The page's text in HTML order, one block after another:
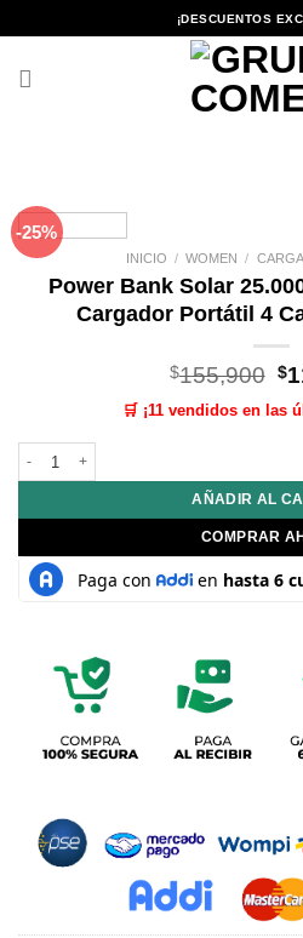
al
¡DESCUENTOS
-25%
INICIO / WOMEN /
Power Bank Solar
Cargador Portátil 4
$155,900 El
$
🛒 ¡11 vendidos en las
AÑADIR AL
COMPRAR